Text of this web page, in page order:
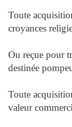
Toute
croyances
Ou reçue pour
destinée
Toute
valeur